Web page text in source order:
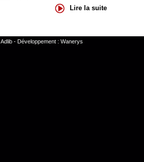
Lire la suite
Adlib- Développement : Wanerys